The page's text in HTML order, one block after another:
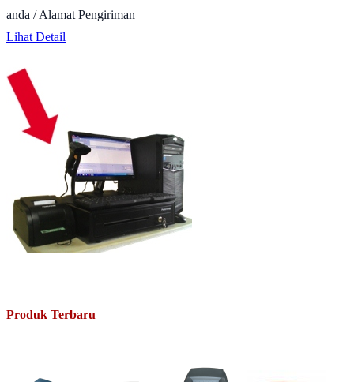
anda / Alamat Pengiriman
Lihat Detail
Produk Terbaru